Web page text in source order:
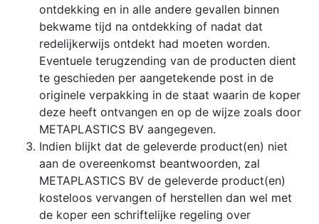
ontdekking en in alle andere gevallen binnen
bekwame tijd na ontdekking of nadat dat
redelijkerwijs ontdekt had moeten worden.
Eventuele terugzending van de producten dient
te geschieden per aangetekende post in de
originele verpakking in de staat waarin de koper
deze heeft ontvangen en op de wijze zoals door
METAPLASTICS BV aangegeven.
Indien blijkt dat de geleverde product(en) niet
aan de overeenkomst beantwoorden, zal
METAPLASTICS BV de geleverde product(en)
kosteloos vervangen of herstellen dan wel met
de koper een schriftelijke regeling over